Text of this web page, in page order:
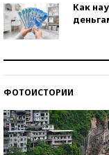
Как
ФОТОИСТОРИИ